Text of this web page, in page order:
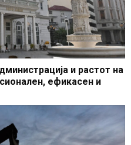
и растот на
ефикасен и